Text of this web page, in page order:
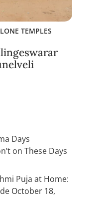
TEMPLES
Days
on These Days
Puja at Home:
October 18,